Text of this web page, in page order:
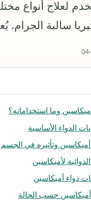
لعلاج أنواع
سالبة
وما استخداماته؟
الدواء الأساسية
أميكاسين وتأثيره في الجسم
لأميكاسين
دواء أميكاسين
حسب الحالة